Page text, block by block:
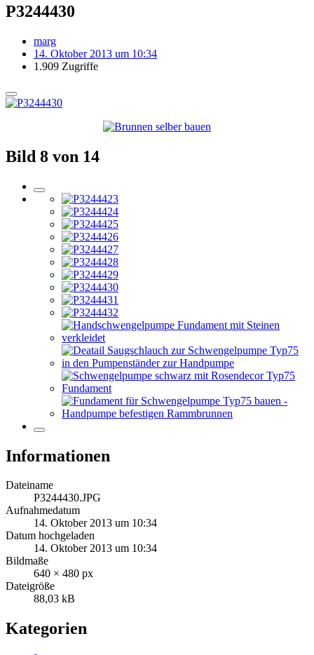
P3244430
marg
14. Oktober 2013 um 10:34
1.909 Zugriffe
Bild 8 von 14
Informationen
Dateiname
P3244430.JPG
Aufnahmedatum
14. Oktober 2013 um 10:34
Datum hochgeladen
14. Oktober 2013 um 10:34
Bildmaße
640 × 480 px
Dateigröße
88,03 kB
Kategorien